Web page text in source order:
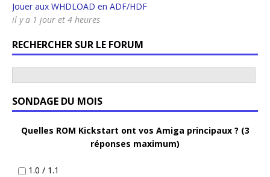
Jouer aux WHDLOAD en ADF/HDF
il y a 1 jour et 4 heures
RECHERCHER SUR LE FORUM
SONDAGE DU MOIS
Quelles ROM Kickstart ont vos Amiga principaux ? (3
réponses maximum)
1.0 / 1.1